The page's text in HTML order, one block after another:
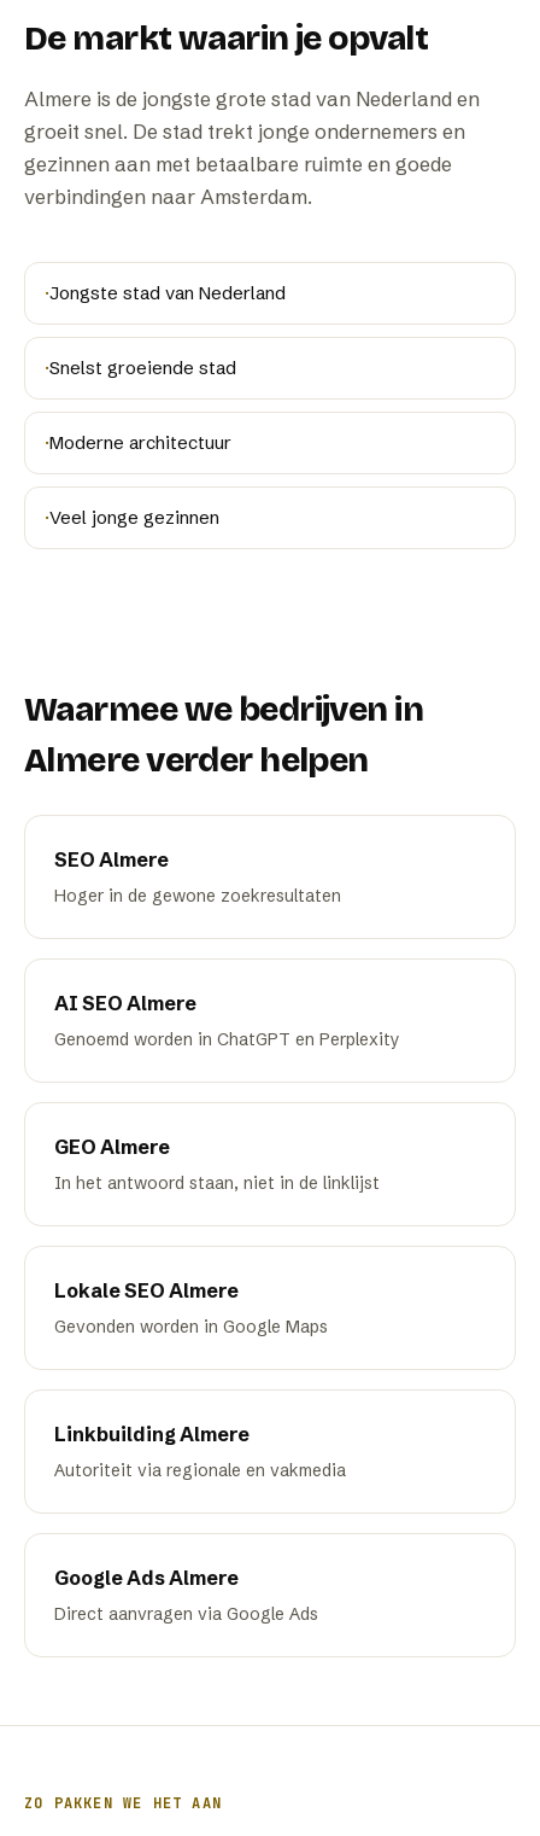
De markt waarin je opvalt
Almere is de jongste grote stad van Nederland en
groeit snel. De stad trekt jonge ondernemers en
gezinnen aan met betaalbare ruimte en goede
verbindingen naar Amsterdam.
·Jongste stad van Nederland
·Snelst groeiende stad
·Moderne architectuur
·Veel jonge gezinnen
Waarmee we bedrijven in
Almereverder helpen
SEO Almere
Hoger in de gewone zoekresultaten
AI SEO Almere
Genoemd worden in ChatGPT en Perplexity
GEO Almere
In het antwoord staan, niet in de linklijst
Lokale SEO Almere
Gevonden worden in Google Maps
LinkbuildingAlmere
Autoriteit via regionale en vakmedia
Google AdsAlmere
Direct aanvragen via Google Ads
ZO PAKKEN WE HET AAN